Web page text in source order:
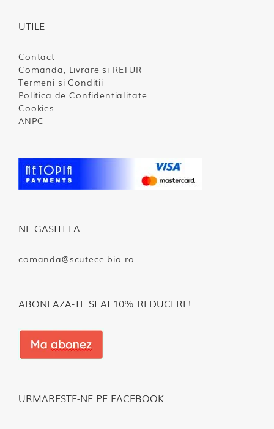
UTILE
Contact
Comanda, Livrare si RETUR
Termeni si Conditii
Politica de Confidentialitate
Cookies
ANPC
NE GASITI LA
comanda@scutece-bio.ro
ABONEAZA-TE SI AI 10% REDUCERE!
URMARESTE-NE PE FACEBOOK